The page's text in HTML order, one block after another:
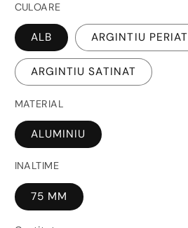
CULOARE
ALB ARGINTIU PERIAT
ARGINTIU SATINAT
MATERIAL
ALUMINIU
INALTIME
75 MM